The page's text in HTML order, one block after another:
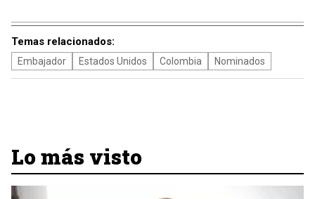
Temas relacionados:
Embajador Estados Unidos Colombia Nominados
Lo más visto